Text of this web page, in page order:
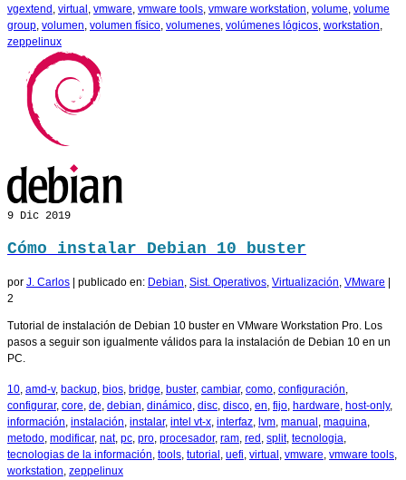
vgextend virtual vmware vmware tools vmware workstation volume volume
group volumen volumen físico volumenes volúmenes lógicos workstation
zeppelinux
9 Dic 2019
Cómo instalar Debian 10 buster
por J. Carlos | publicado en: Debian Sist. Operativos Virtualización VMware |
2
Tutorial de instalación de Debian 10 buster en VMware Workstation Pro. Los
pasos a seguir son igualmente válidos para la instalación de Debian 10 en un
PC.
10 amd-v, backup bios bridge buster, cambiar, como configuración
configurar, core de debian dinámico disc disco en fijo hardware host-only,
información instalación instalar, intel vt-x interfaz lvm manual maquina
metodo modificar, nat, pc pro procesador, ram red split, tecnologia
tecnologias de la información tools tutorial uefi virtual vmware vmware tools
workstation zeppelinux